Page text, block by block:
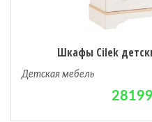
Шкафы Cilek
Детская мебель